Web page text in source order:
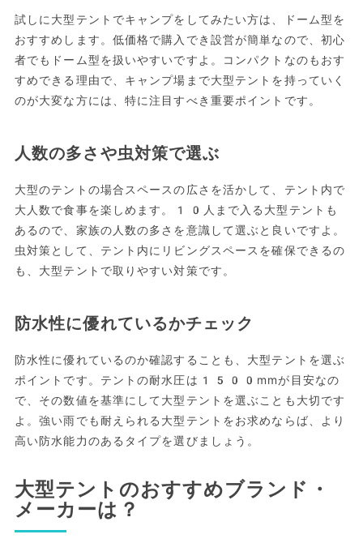
試しに大型テントでキャンプをしてみたい方は、ドーム型を
おすすめします。低価格で購入でき設営が簡単なので、初心
者でもドーム型を扱いやすいですよ。コンパクトなのもおす
すめできる理由で、キャンプ場まで大型テントを持っていく
のが大変な方には、特に注目すべき重要ポイントです。
人数の多さや虫対策で選ぶ
大型のテントの場合スペースの広さを活かして、テント内で
大人数で食事を楽しめます。10人まで入る大型テントも
あるので、家族の人数の多さを意識して選ぶと良いですよ。
虫対策として、テント内にリビングスペースを確保できるの
も、大型テントで取りやすい対策です。
防水性に優れているかチェック
防水性に優れているのか確認することも、大型テントを選ぶ
ポイントです。テントの耐水圧は1500mmが目安なの
で、その数値を基準にして大型テントを選ぶことも大切です
よ。強い雨でも耐えられる大型テントをお求めならば、より
高い防水能力のあるタイプを選びましょう。
大型テントのおすすめブランド・
メーカーは？